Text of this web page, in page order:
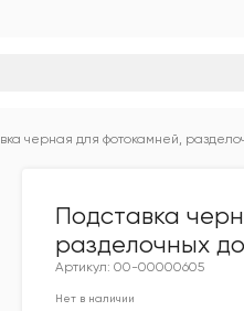
черная для фотокамней,
Подставка
разделочных
Артикул: 00-00000605
Нет в наличии